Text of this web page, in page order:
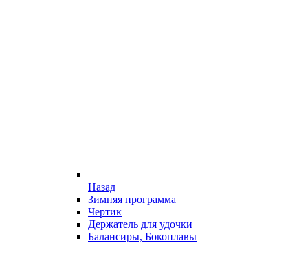
Назад
Зимняя программа
Чертик
Держатель для удочки
Балансиры, Бокоплавы